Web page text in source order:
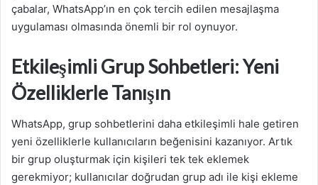
çabalar, WhatsApp’ın en çok tercih edilen mesajlaşma
uygulaması olmasında önemli bir rol oynuyor.
Etkileşimli Grup Sohbetleri: Yeni
Özelliklerle Tanışın
WhatsApp, grup sohbetlerini daha etkileşimli hale getiren
yeni özelliklerle kullanıcıların beğenisini kazanıyor. Artık
bir grup oluşturmak için kişileri tek tek eklemek
gerekmiyor; kullanıcılar doğrudan grup adı ile kişi ekleme